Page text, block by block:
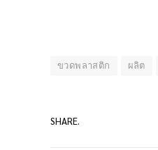
ขวดพลาสติก ผลิต
SHARE.